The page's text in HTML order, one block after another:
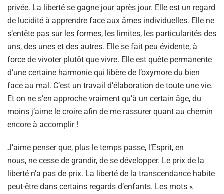
privée. La liberté se gagne jour après jour. Elle est un regard
de lucidité à apprendre face aux âmes individuelles. Elle ne
s’entête pas sur les formes, les limites, les particularités des
uns, des unes et des autres. Elle se fait peu évidente, à
force de vivoter plutôt que vivre. Elle est quête permanente
d’une certaine harmonie qui libère de l’oxymore du bien
face au mal. C’est un travail d’élaboration de toute une vie.
Et on ne s’en approche vraiment qu’à un certain âge, du
moins j’aime le croire afin de me rassurer quant au chemin
encore à accomplir !
J’aime penser que, plus le temps passe, l’Esprit, en
nous, ne cesse de grandir, de se développer. Le prix de la
liberté n’a pas de prix. La liberté de la transcendance habite
peut-être dans certains regards d’enfants. Les mots «